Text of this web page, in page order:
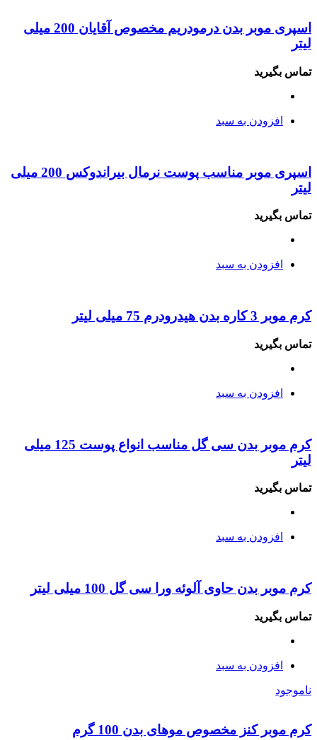
اسپری موبر بدن درمودریم مخصوص آقایان 200 میلی
لیتر
تماس بگیرید
افزودن به سبد
اسپری موبر مناسب پوست نرمال بیراندوکس 200 میلی
لیتر
تماس بگیرید
افزودن به سبد
کرم موبر 3 کاره بدن هیدرودرم 75 میلی لیتر
تماس بگیرید
افزودن به سبد
کرم موبر بدن سی گل مناسب انواع پوست 125 میلی
لیتر
تماس بگیرید
افزودن به سبد
کرم موبر بدن حاوی آلوئه ورا سی گل 100 میلی لیتر
تماس بگیرید
افزودن به سبد
ناموجود
کرم موبر کنز مخصوص موهای بدن 100 گرم